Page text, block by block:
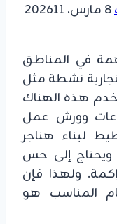
8 مارس، 2026
11
في المناطق
نشطة مثل
هذه الهناك
وورش عمل
لبناء هناجر
ويحتاج إلى حس
ولهذا فإن
المناسب هو